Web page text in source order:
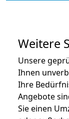
Weitere
Unsere
Ihnen
Ihre
Angebote
Sie einen